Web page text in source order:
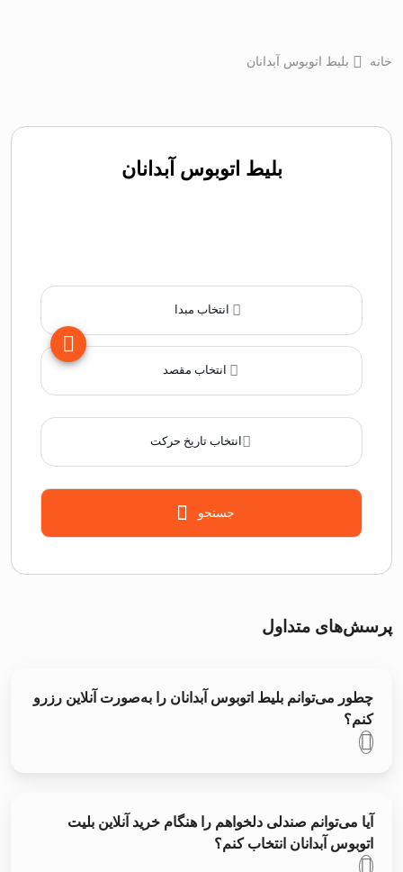
خانه بلیط اتوبوس آبدانان
بلیط اتوبوس آبدانان
انتخاب تاریخ حرکت
جستجو
پرسش‌های متداول
چطور می‌توانم بلیط اتوبوس آبدانان را به‌صورت آنلاین رزرو
کنم؟
آیا می‌توانم صندلی دلخواهم را هنگام خرید آنلاین بلیت
اتوبوس آبدانان انتخاب کنم؟